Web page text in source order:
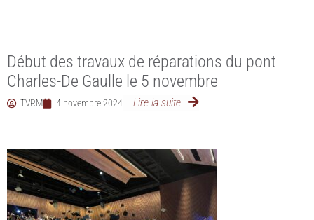
Début des travaux de réparations du pont
Charles-De Gaulle le 5 novembre
TVRM 4 novembre 2024 Lire la suite